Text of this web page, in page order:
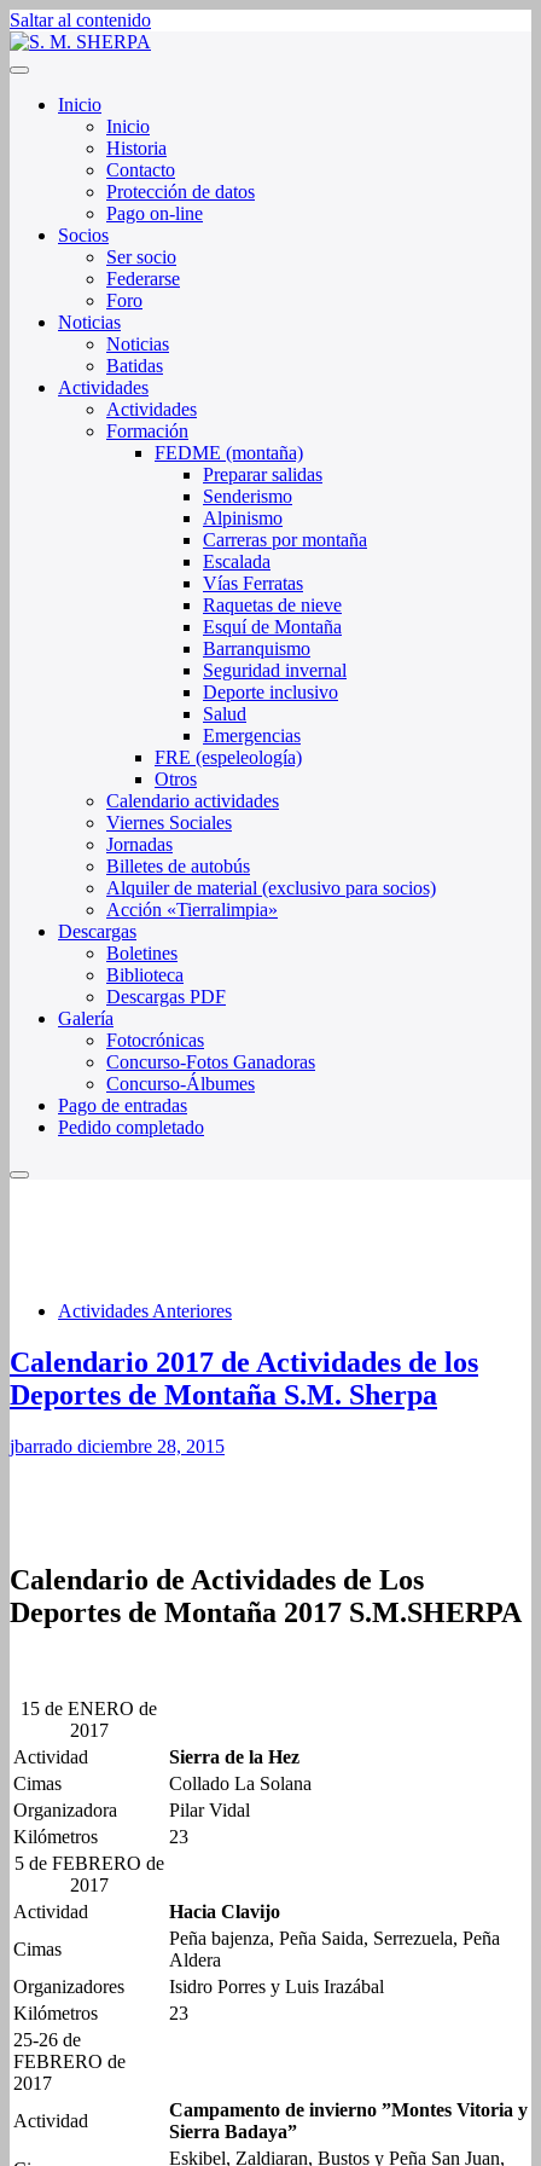
Saltar al contenido
S. M. SHERPA
Sociedad de Montaña Sherpa de La Rioja
Inicio
Inicio
Historia
Contacto
Protección de datos
Pago on-line
Socios
Ser socio
Federarse
Foro
Noticias
Noticias
Batidas
Actividades
Actividades
Formación
FEDME (montaña)
Preparar salidas
Senderismo
Alpinismo
Carreras por montaña
Escalada
Vías Ferratas
Raquetas de nieve
Esquí de Montaña
Barranquismo
Seguridad invernal
Deporte inclusivo
Salud
Emergencias
FRE (espeleología)
Otros
Calendario actividades
Viernes Sociales
Jornadas
Billetes de autobús
Alquiler de material (exclusivo para socios)
Acción «Tierralimpia»
Descargas
Boletines
Biblioteca
Descargas PDF
Galería
Fotocrónicas
Concurso-Fotos Ganadoras
Concurso-Álbumes
Pago de entradas
Pedido completado
Actividades Anteriores
Calendario 2017 de Actividades de los
Deportes de Montaña S.M. Sherpa
jbarrado diciembre 28, 2015
Calendario de Actividades de Los
Deportes de Montaña 2017 S.M.SHERPA
15 de ENERO de
2017
Actividad
Sierra de la Hez
Cimas
Collado La Solana
Organizadora
Pilar Vidal
Kilómetros
23
5 de FEBRERO de
2017
Actividad
Hacia Clavijo
Cimas
Peña bajenza, Peña Saida, Serrezuela, Peña
Aldera
Organizadores
Isidro Porres y Luis Irazábal
Kilómetros
23
25-26 de
FEBRERO de
2017
Actividad
Campamento de invierno ”Montes Vitoria y
Sierra Badaya”
Eskibel, Zaldiaran, Bustos y Peña San Juan,